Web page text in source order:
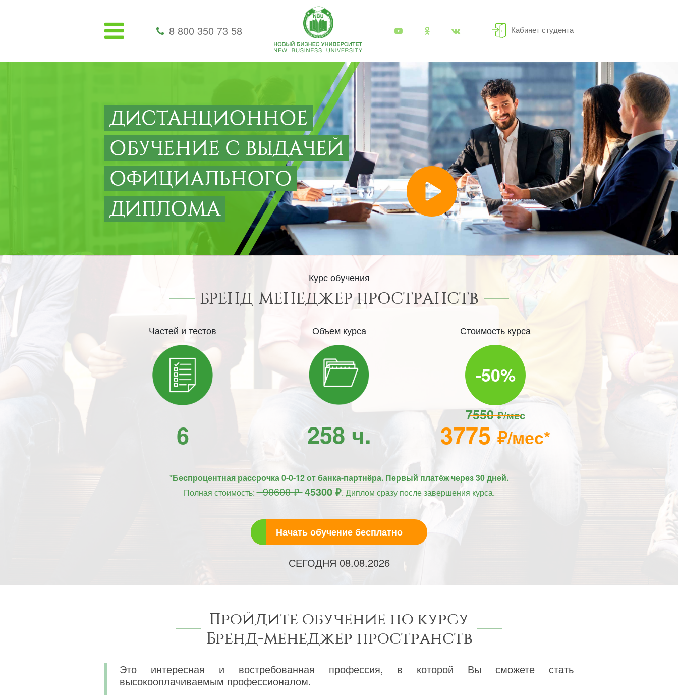
8 800 350 73 58 Кабинет студента
ДИСТАНЦИОННОЕ
ОБУЧЕНИЕ С ВЫДАЧЕЙ
ОФИЦИАЛЬНОГО
ДИПЛОМА
Курс обучения
БРЕНД-МЕНЕДЖЕР ПРОСТРАНСТВ
Частей и тестов
6
Объем курса
258 ч.
Стоимость курса
-50%
7550₽/мес
3775₽/мес*
*Беспроцентная рассрочка 0-0-12 от банка-партнёра. Первый платёж через 30 дней.
Полная стоимость:90600 ₽45300 ₽. Диплом сразу после завершения курса.
Начать обучение бесплатно
СЕГОДНЯ 08.08.2026
Пройдите обучение по курсу
Бренд-менеджер пространств
Это интересная и востребованная профессия, в которой Вы сможете стать
высокооплачиваемым профессионалом.